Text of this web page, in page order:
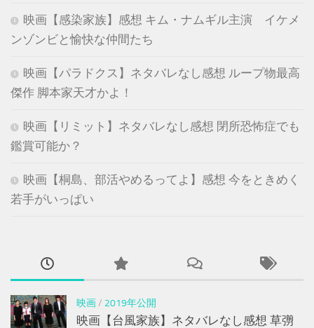
映画【感染家族】感想 キム・ナムギル主演 イケメ
ンゾンビと愉快な仲間たち
映画【パラドクス】ネタバレなし感想 ループ物最高
傑作 脚本家天才かよ！
映画【リミット】ネタバレなし感想 閉所恐怖症でも
鑑賞可能か？
映画【桐島、部活やめるってよ】感想 今をときめく
若手がいっぱい
映画/ 2019年公開
映画【台風家族】ネタバレなし感想 草彅